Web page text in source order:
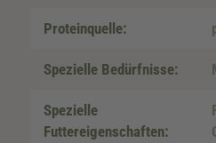
Proteinquelle:
Spezielle Bedürfnisse:
Spezielle
Futtereigenschaften: